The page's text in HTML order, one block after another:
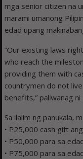
mga senior citizen na
marami umanong
edad upang
“Our existing laws
who reach the
providing them with
countrymen do not
benefits,” paliwanag ni
Sa ilalim ng panukala,
• P25,000 cash gift
• P50,000 para sa
• P75,000 para sa